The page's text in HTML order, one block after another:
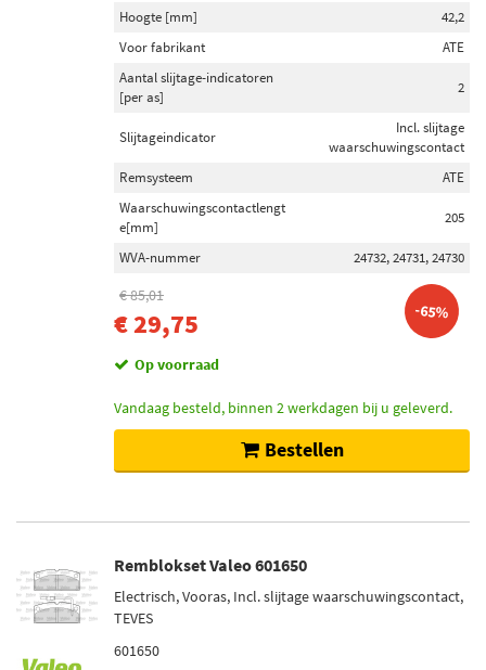
Hoogte [mm]
42,2
Voor fabrikant
ATE
Aantal slijtage-indicatoren
[per as]
2
Slijtageindicator
Incl. slijtage
waarschuwingscontact
Remsysteem
ATE
Waarschuwingscontactlengt
e[mm]
205
WVA-nummer 24732, 24731, 24730
€ 85,01
€ 29,75 -65%
Op voorraad
Vandaag besteld, binnen 2 werkdagen bij u geleverd.
Bestellen
Remblokset Valeo 601650
Electrisch, Vooras, Incl. slijtage waarschuwingscontact,
TEVES
601650